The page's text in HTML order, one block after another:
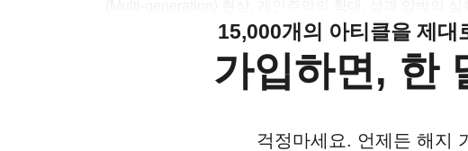
15,000개의 아티클을 제대
가입하면, 한
걱정마세요. 언제든 해지